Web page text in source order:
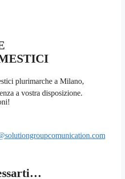
plurimarche a Milano,
a vostra disposizione.